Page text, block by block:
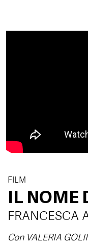
FILM
IL NOME
FRANCESCA
Con VALERIA